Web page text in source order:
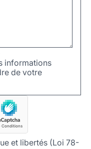
informations
de votre
et libertés (Loi 78-